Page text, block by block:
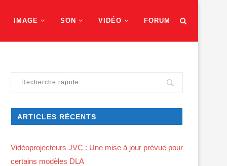
IMAGE SON VIDÉO FORUM
ARTICLES RÉCENTS
Vidéoprojecteurs JVC : Une mise à jour prévue pour
certains modèles DLA